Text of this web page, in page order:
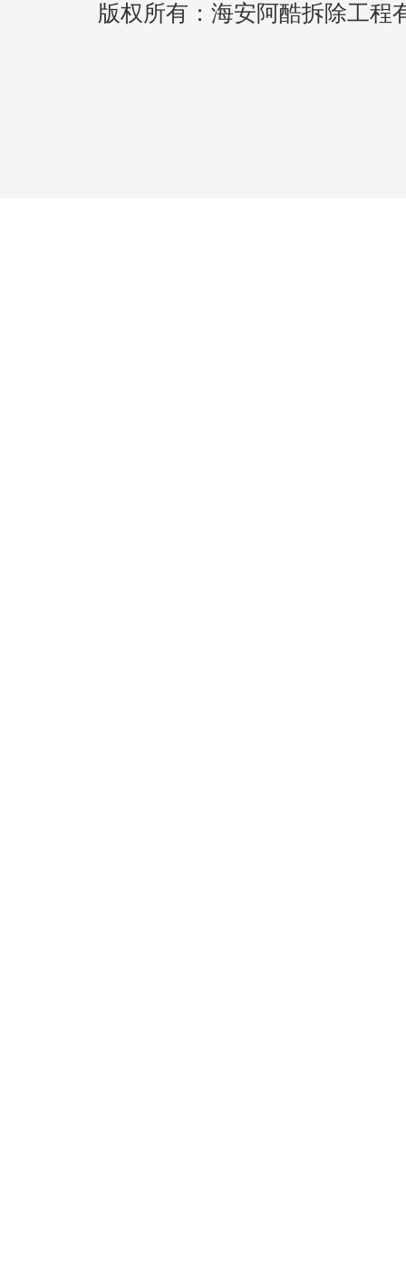
版权所有：海安阿酷拆除工程